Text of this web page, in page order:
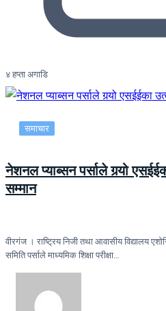
४ हप्ता अगाडि
समाचार
नेशनल प्याब्सन पर्साले गर्‍यो
सम्मान
वीरगंज । राष्ट्रिय निजी तथा आवासीय विद्यालय
समिति पर्साले माध्यमिक शिक्षा परीक्षा…